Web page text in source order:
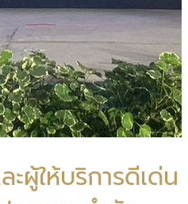
ผู้ให้บริการดีเด่น